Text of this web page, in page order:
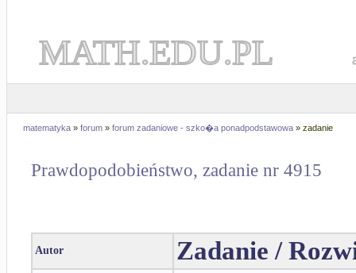
MATH.EDU.PL
matematyka » forum » forum zadaniowe - szko�a ponadpodstawowa » zadanie
Prawdopodobieństwo, zadanie nr 4915
Autor Zadanie /